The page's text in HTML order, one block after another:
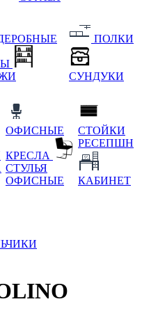
ПОЛКИ
СУНДУКИ
ОФИСНЫЕ
КРЕСЛА
СТУЛЬЯ
ОФИСНЫЕ
СТОЙКИ
РЕСЕПШН
КАБИНЕТ